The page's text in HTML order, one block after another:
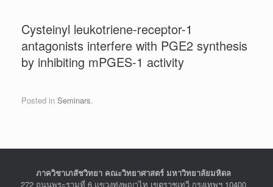
Cysteinyl leukotriene-receptor-1
antagonists interfere with PGE2 synthesis
by inhibiting mPGES-1 activity
Posted in Seminars.
ภาควิชาเภสัชวิทยา คณะวิทยาศาสตร์ มหาวิทยาลัยมหิดล
272 ถนนพระรามที่ 6 แขวงทุ่งพญาไท เขตราชเทวี กรุงเทพฯ 10400